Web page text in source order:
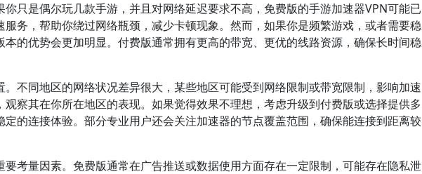
只是偶尔玩几款手游，并且对网络延迟要求不高，免费版的手游加速器VPN可能已
务，帮助你绕过网络瓶颈，减少卡顿现象。然而，如果你是频繁游戏，或者需要稳
的优势会更加明显。付费版通常拥有更高的带宽、更优的线路资源，确保长时间稳
不同地区的网络状况差异很大，某些地区可能受到网络限制或带宽限制，影响加速
察其在你所在地区的表现。如果觉得效果不理想，考虑升级到付费版或选择提供多
的连接体验。部分专业用户还会关注加速器的节点覆盖范围，确保能连接到距离较
考量因素。免费版通常在广告推送或数据使用方面存在一定限制，可能存在隐私泄